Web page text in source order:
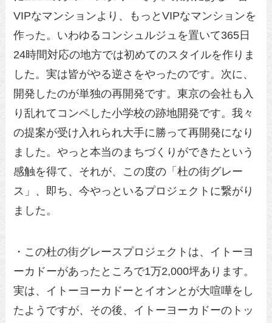
VIPなマンションより、もっとVIPなマンションを
作った。いわゆるコンシュルジュを置いて365日
24時間対応の地方では初めてのスタイルを作りま
した。実は皆がやる逆さをやったのです。次に、
開発したのが単独の再開発です。東京の会社も入
り乱れてコンペした小学校の跡地開発です。我々
の提案が受け入れられ大手に勝って再開発になり
ました。やっと本当のまちづくりができたという
感触を得て、それが、この度の「杜の街グレー
ス」、即ち、今やっといるプロジェクトに繋がり
ました。
・この杜の街グレースプロジェクトは、イトーヨ
ーカドーがあったところで1万2,000坪あります。
実は、イトーヨーカドーとイオンとが大喧嘩をし
たようですが、その後、イトーヨーカドーのトッ